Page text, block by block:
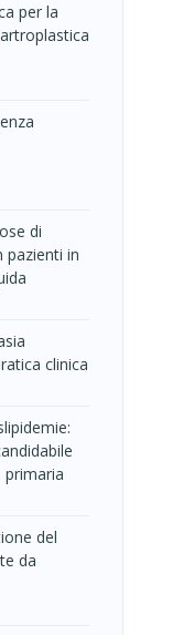
per la
di
pazienti in
clinica
primaria
del
da